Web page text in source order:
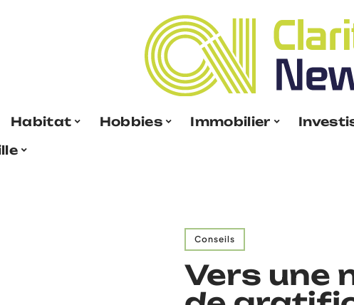
Habitat Hobbies Immobilier
Conseils
Vers une